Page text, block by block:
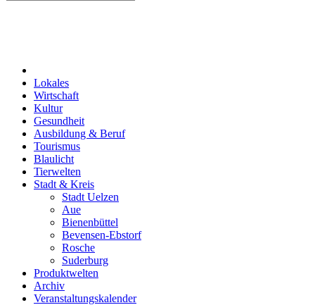
Lokales
Wirtschaft
Kultur
Gesundheit
Ausbildung & Beruf
Tourismus
Blaulicht
Tierwelten
Stadt & Kreis
Stadt Uelzen
Aue
Bienenbüttel
Bevensen-Ebstorf
Rosche
Suderburg
Produktwelten
Archiv
Veranstaltungskalender